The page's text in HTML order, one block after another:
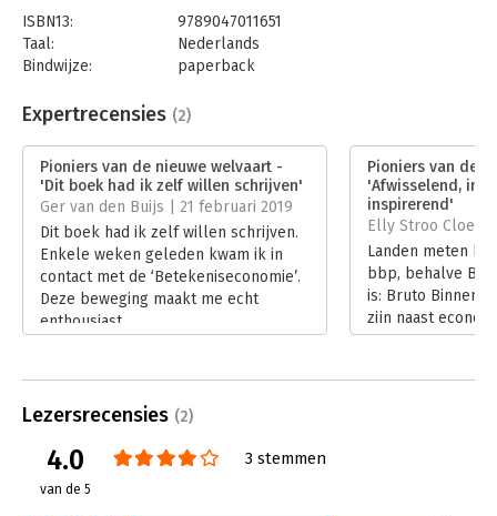
ISBN13:
9789047011651
Taal:
Nederlands
Bindwijze:
paperback
Uitgever:
Business Contact
Verschijningsdatum:
7-6-2018
Hoofdrubriek: Ondernemen
Expertrecensies (2)
Pioniers van de nieuwe welvaart -
'Dit boek had ik zelf willen schrijven'
Ger van den Buijs | 21 februari 2019
Dit boek had ik zelf willen schrijven.
Enkele weken geleden kwam ik in
contact met de ‘Betekeniseconomie’.
Deze beweging maakt me echt
enthousiast.
Pioniers van de
'Afwisselend,
inspirerend'
Elly Stroo Cloeck
Landen meten
bbp, behalve
is: Bruto
zijn naast
sociale,
Nederland
Lezersrecensies (2)
4.0
van de 5
3 stemmen